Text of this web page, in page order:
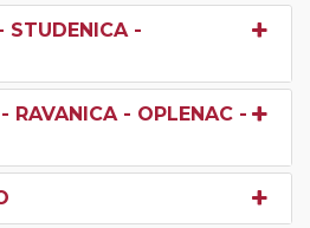
STUDENICA -
RAVANICA - OPLENAC -